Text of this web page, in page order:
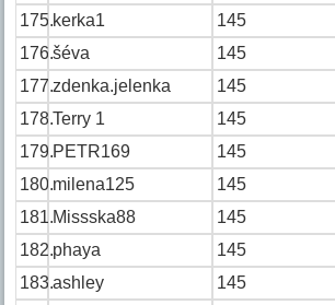
175.kerka1
145
176.šéva
145
177.zdenka.jelenka
145
178.Terry 1
145
179.PETR169
145
180.milena125
145
181.Missska88
145
182.phaya
145
183.ashley
145